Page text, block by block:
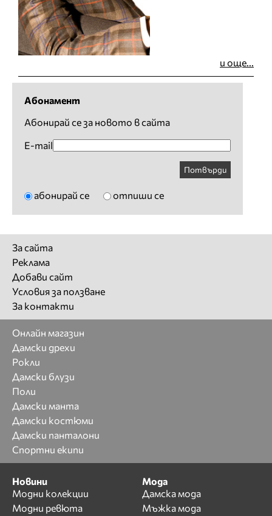
и още...
Абонамент
Абонирай се за новото в сайта
E-mail
Потвърди
абонирай се отпиши се
За сайта
Реклама
Добави сайт
Условия за ползване
За контакти
Онлайн магазин
Дамски дрехи
Рокли
Дамски блузи
Поли
Дамски манта
Дамски костюми
Дамски панталони
Спортни екипи
Новини
Модни колекции
Модни ревюта
Мода
Дамска мода
Мъжка мода